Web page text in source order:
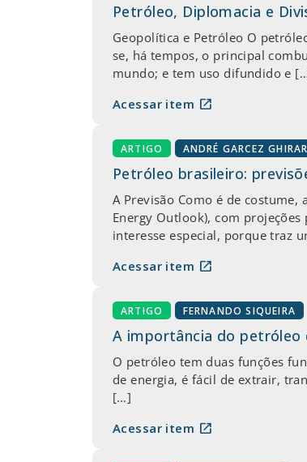
Petróleo, Diplomacia e
Geopolítica e Petróleo O
se, há tempos, o principal
mundo; e tem uso difundido e
Acessar item open_in_new
ARTIGO ANDRÉ GARCEZ
Petróleo brasileiro:
A Previsão Como é de costume,
Energy Outlook), com
interesse especial, porque traz
Acessar item open_in_new
ARTIGO FERNANDO SIQUEIRA
A importância do petróleo
O petróleo tem duas funções
de energia, é fácil de extrair,
[…]
Acessar item open_in_new